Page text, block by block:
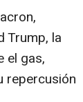
Trump, la
el gas,
repercusión